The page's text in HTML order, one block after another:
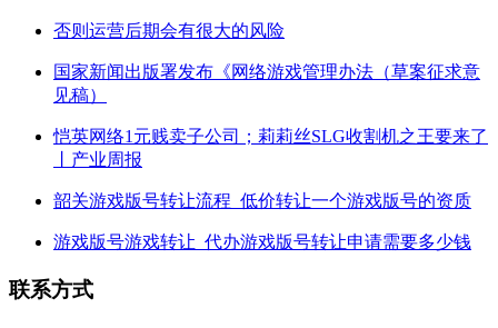
否则运营后期会有很大的风险
国家新闻出版署发布《网络游戏管理办法（草案征求意
见稿）
恺英网络1元贱卖子公司；莉莉丝SLG收割机之王要来了
丨产业周报
韶关游戏版号转让流程_低价转让一个游戏版号的资质
游戏版号游戏转让_代办游戏版号转让申请需要多少钱
联系方式